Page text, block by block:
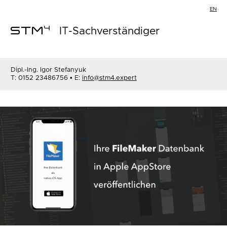
STM 4 IT-Sachverständiger
EN
Dipl.-Ing. Igor Stefanyuk
T: 0152 23486756 • E: info@stm4.expert